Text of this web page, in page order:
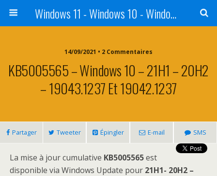
Windows 11 - Windows 10 - Windows 8 - Windows 7 - VISTA
14/09/2021 • 2 Commentaires
KB5005565 – Windows 10 – 21H1 – 20H2
– 19043.1237 Et 19042.1237
Partager Tweeter Épingler E-mail SMS
La mise à jour cumulative KB5005565est
disponible via Windows Update pour 21H1- 20H2 –